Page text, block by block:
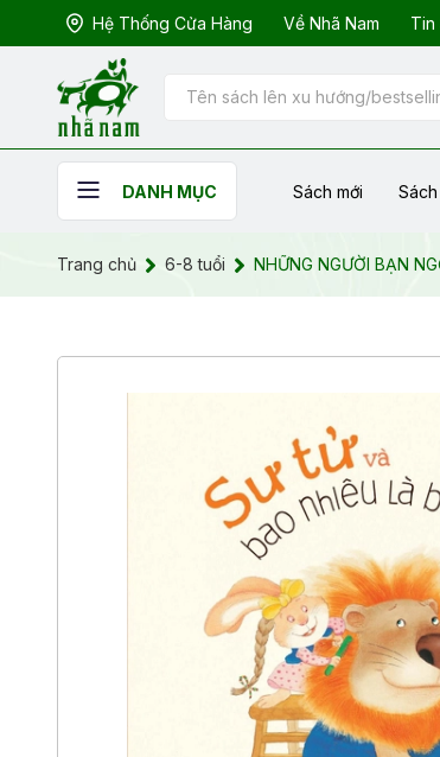
Hệ Thống Cửa Hàng Về Nhã Nam Tin
DANH MỤC Sách mới
Trang chủ 6-8 tuổi NHỮNG NGƯỜI BẠN